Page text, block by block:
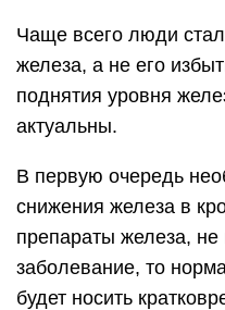
Чаще всего люди
железа, а не его
поднятия уровня
актуальны.
В первую очередь
снижения железа в
препараты железа,
заболевание, то
будет носить